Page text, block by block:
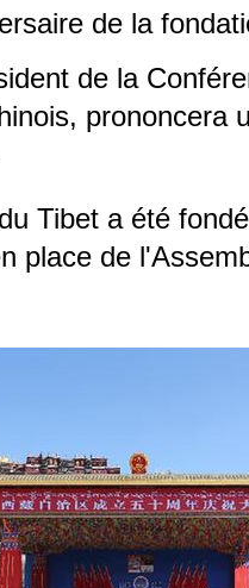
de la
de la
prononcera
Tibet a été
place de